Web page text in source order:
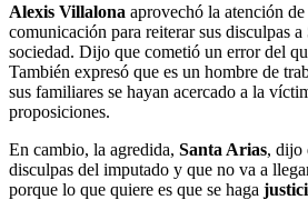
Alexis Villalona aprovechó la atención
comunicación para reiterar sus disculpas a
sociedad. Dijo que cometió un error del
También expresó que es un hombre de
sus familiares se hayan acercado a la
proposiciones.
En cambio, la agredida, Santa Arias, dijo
disculpas del imputado y que no va a
porque lo que quiere es que se haga